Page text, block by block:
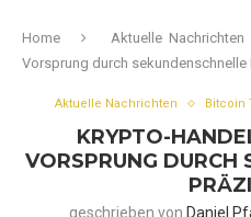
Home Aktuelle Nachrichten
Vorsprung durch sekundenschnelle
Aktuelle Nachrichten Bitcoin
KRYPTO-
VORSPRUNG DURCH
geschrieben von Daniel